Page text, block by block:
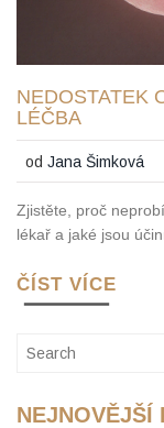
NEDOSTATEK
LÉČBA
odJana Šimková
Zjistěte, proč
lékař a jaké jsou
ČÍST VÍCE
NEJNOVĚJŠÍ